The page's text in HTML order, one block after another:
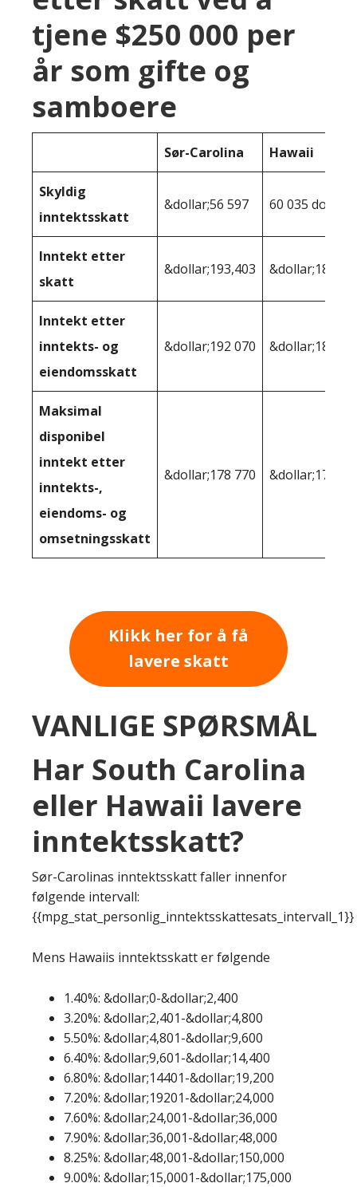
tjene $250 000 per
år som gifte og
samboere
Sør-Carolina Hawaii
Skyldig
inntektsskatt
&dollar;56 597 60 035 dollar
Inntekt etter
skatt
&dollar;193,403 &dollar;189
Inntekt etter
inntekts- og
eiendomsskatt
&dollar;192 070 &dollar;187
Maksimal
disponibel
inntekt etter
inntekts-,
eiendoms- og
omsetningsskatt
&dollar;178 770
Klikk her for å få
lavere skatt
VANLIGE SPØRSMÅL
Har South Carolina
eller Hawaii lavere
inntektsskatt?
Sør-Carolinas inntektsskatt faller innenfor
følgende intervall:
{{mpg_stat_personlig_inntektsskattesats_intervall_1}}
Mens Hawaiis inntektsskatt er følgende
1.40%: &dollar;0-&dollar;2,400
3.20%: &dollar;2,401-&dollar;4,800
5.50%: &dollar;4,801-&dollar;9,600
6.40%: &dollar;9,601-&dollar;14,400
6.80%: &dollar;14401-&dollar;19,200
7.20%: &dollar;19201-&dollar;24,000
7.60%: &dollar;24,001-&dollar;36,000
7.90%: &dollar;36,001-&dollar;48,000
8.25%: &dollar;48,001-&dollar;150,000
9.00%: &dollar;15,0001-&dollar;175,000